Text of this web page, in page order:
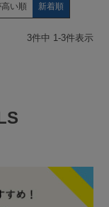
い順 新着順
3件中 1-3件表示